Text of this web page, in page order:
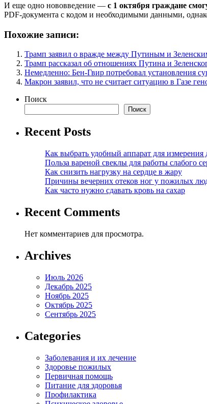
И еще одно нововведение — с 1 октября граждане
PDF-документа с кодом и необходимыми данными,
Похожие записи:
Трамп заявил о вражде между Путиным и
Трамп рассказал об отношениях Путина и
Немедленно: Бен-Гвир потребовал установления
Макрон заявил, что не считает ситуацию в Газе
Поиск
Поиск
Recent Posts
Как выбрать удобный аппарат для измерения
Польза вареной свеклы для работы слабого
Как снизить нагрузку на сердце в жару
Причины вечерних отеков ног у пожилых
Как часто нужно сдавать кровь на сахар
Recent Comments
Нет комментариев для просмотра.
Archives
Июль 2026
Декабрь 2025
Ноябрь 2025
Октябрь 2025
Сентябрь 2025
Categories
Заболевания и их лечение
Здоровье пожилых
Первичная помощь
Питание для здоровья
Профилактика